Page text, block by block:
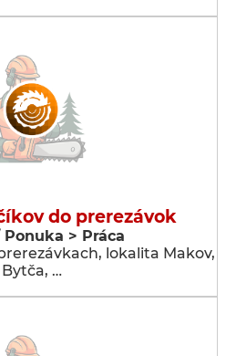
do prerezávok
> Práca
lokalita Makov,
Bytča, …